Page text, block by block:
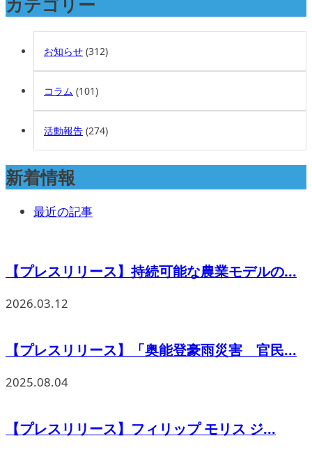
お知らせ (312)
コラム (101)
活動報告 (274)
新着情報
最近の記事
【プレスリリース】持続可能な農業モデルの...
2026.03.12
【プレスリリース】「奥能登豪雨災害 官民...
2025.08.04
【プレスリリース】フィリップ モリス ジ...